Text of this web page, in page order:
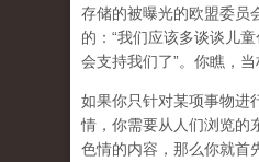
存储的被曝光的欧盟委员
的：“我们应该多谈谈儿
会支持我们了”。你瞧，当
如果你只针对某项事物进
情，你需要从人们浏览的
色情的内容，那么你就首